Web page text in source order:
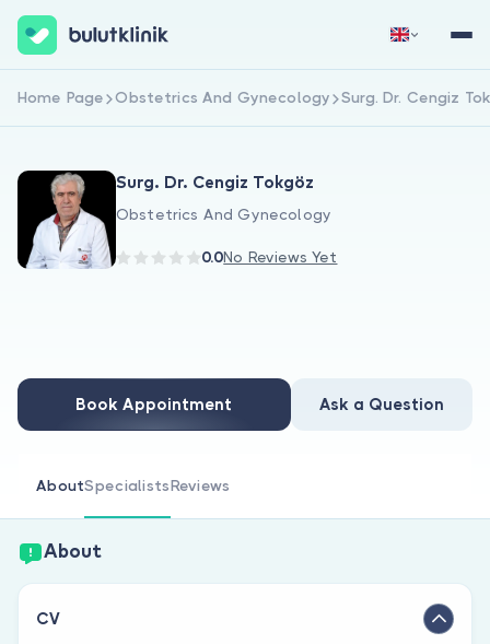
For Doctors
Are you a doctor?
Sign Up Now Sign In
Home Page Obstetrics And Gynecology Surg. Dr. Cengiz
Surg. Dr. Cengiz Tokgöz
Obstetrics And Gynecology
0.0No Reviews Yet
Book Appointment Ask a Question
AboutSpecialistsReviews
About
CV